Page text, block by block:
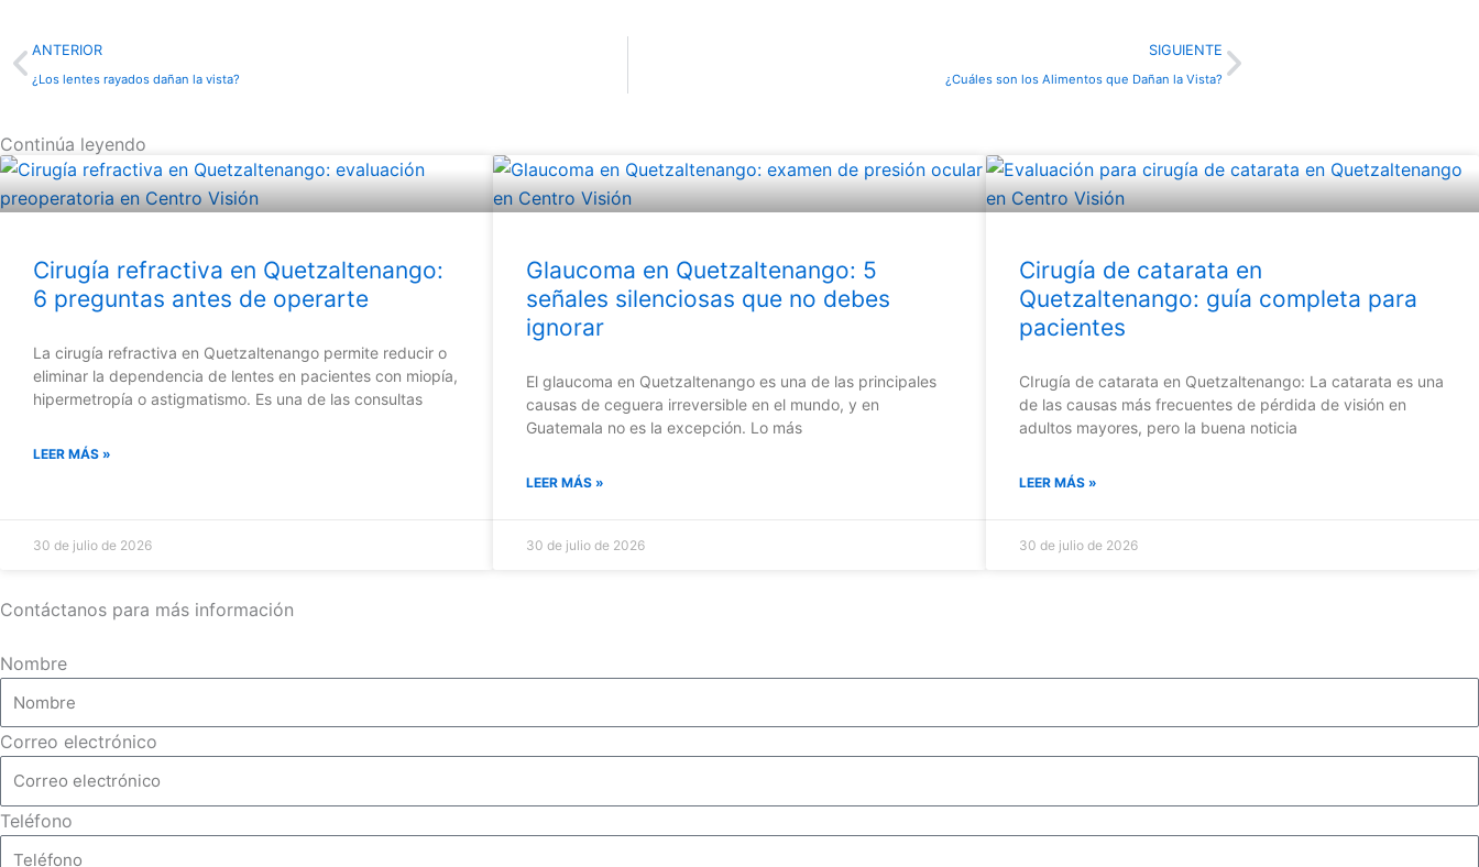
Prev
ANTERIOR
¿Los lentes rayados dañan la vista?
SIGUIENTE
¿Cuáles son los Alimentos que Dañan la Vista?
Next
Continúa leyendo
Cirugía refractiva en Quetzaltenango:
6 preguntas antes de operarte
La cirugía refractiva en Quetzaltenango permite reducir o
eliminar la dependencia de lentes en pacientes con miopía,
hipermetropía o astigmatismo. Es una de las consultas
LEER MÁS »
30 de julio de 2026
Glaucoma en Quetzaltenango: 5
señales silenciosas que no debes
ignorar
El glaucoma en Quetzaltenango es una de las principales
causas de ceguera irreversible en el mundo, y en
Guatemala no es la excepción. Lo más
LEER MÁS »
30 de julio de 2026
Cirugía de catarata en
Quetzaltenango: guía completa para
pacientes
CIrugía de catarata en Quetzaltenango: La catarata es una
de las causas más frecuentes de pérdida de visión en
adultos mayores, pero la buena noticia
LEER MÁS »
30 de julio de 2026
Contáctanos para más información
Nombre
Correo electrónico
Teléfono